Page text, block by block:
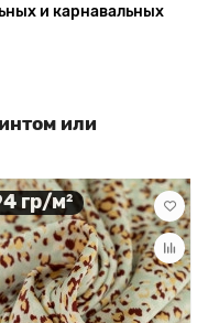
и карнавальных
или
гр/м²